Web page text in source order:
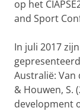
op het
and Sport
In juli 2017
Australië: Van
& Houwen, S.
development